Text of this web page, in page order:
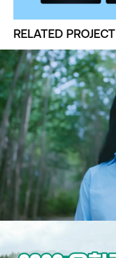
RELATED PROJECT